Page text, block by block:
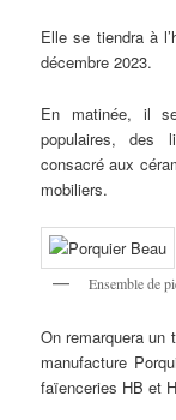
Elle se tiendra à
décembre 2023.
En matinée, il
populaires, des
consacré aux
mobiliers.
Ensemble de
On remarquera un
manufacture
faïenceries HB et